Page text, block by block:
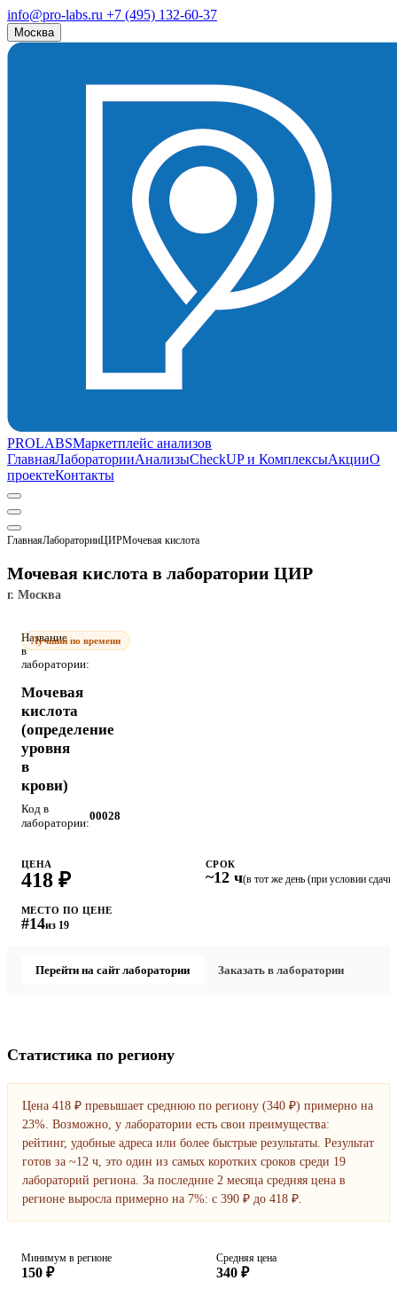
info@pro-labs.ru +7 (495) 132-60-37
Москва
PROLABSМаркетплейс анализов
ГлавнаяЛабораторииАнализыCheckUP и КомплексыАкцииО
проектеКонтакты
ГлавнаяЛабораторииЦИРМочевая кислота
Мочевая кислота в лаборатории ЦИР
г. Москва
Название
в
лаборатории:
Мочевая
кислота
(определение
уровня
в
крови)
Код в
лаборатории:
00028
Лучший по времени
ЦЕНА
418 ₽
СРОК
~12 ч(в тот же день (при условии
МЕСТО ПО ЦЕНЕ
#14из 19
Перейти на сайт лаборатории Заказать в лаборатории
Статистика по региону
Цена 418 ₽ превышает среднюю по региону (340 ₽) примерно на
23%. Возможно, у лаборатории есть свои преимущества:
рейтинг, удобные адреса или более быстрые результаты. Результат
готов за ~12 ч, это один из самых коротких сроков среди 19
лабораторий региона. За последние 2 месяца средняя цена в
регионе выросла примерно на 7%: с 390 ₽ до 418 ₽.
Минимум в регионе
150 ₽
Средняя цена
340 ₽